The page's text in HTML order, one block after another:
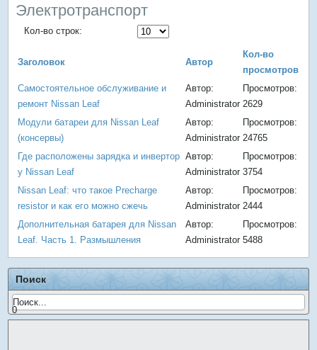
Электротранспорт
Кол-во строк:
Заголовок Автор
Кол-во
просмотров
Самостоятельное обслуживание и
ремонт Nissan Leaf
Автор:
Administrator
Просмотров:
2629
Модули батареи для Nissan Leaf
(консервы)
Автор:
Administrator
Просмотров:
24765
Где расположены зарядка и инвертор
у Nissan Leaf
Автор:
Administrator
Просмотров:
3754
Nissan Leaf: что такое Precharge
resistor и как его можно сжечь
Автор:
Administrator
Просмотров:
2444
Дополнительная батарея для Nissan
Leaf. Часть 1. Размышления
Автор:
Administrator
Просмотров:
5488
Поиск
0